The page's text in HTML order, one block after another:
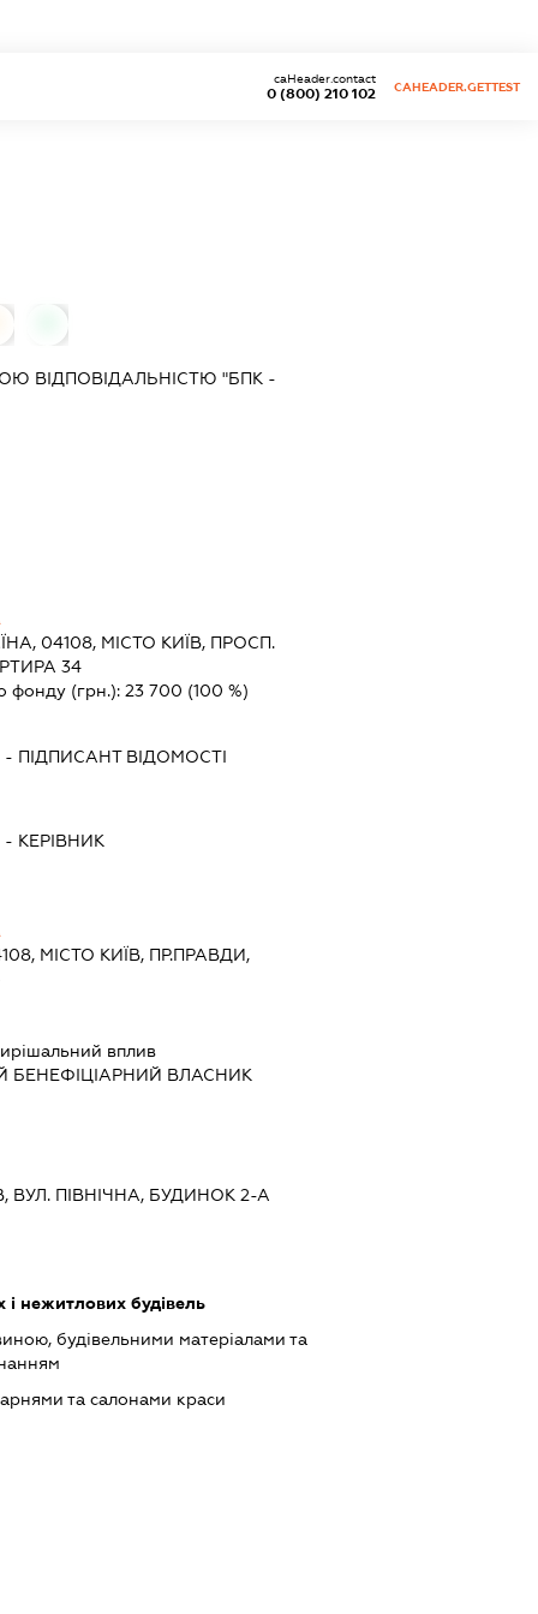
0 (800) 210 102
caHeader.contact
CAHEADER.GETTEST
ВІДПОВІДАЛЬНІСТЮ "БПК -
04108, МІСТО КИЇВ, ПРОСП.
34
фонду (грн.): 23 700 (100 %)
- ПІДПИСАНТВІДОМОСТІ
- КЕРІВНИК
МІСТО КИЇВ, ПР.ПРАВДИ,
вплив
БЕНЕФІЦІАРНИЙ ВЛАСНИК
ВУЛ. ПІВНІЧНА, БУДИНОК 2-А
нежитлових будівель
будівельними матеріалами та
та салонами краси